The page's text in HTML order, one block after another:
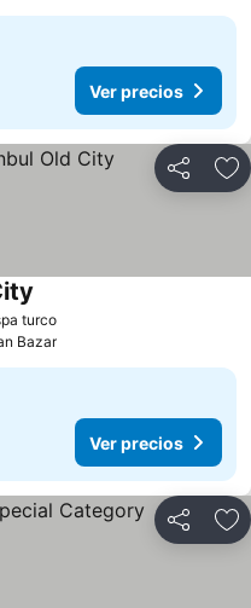
Ver precios
Compartir
turcoVer precios
Bazar
Ver precios
Compartir